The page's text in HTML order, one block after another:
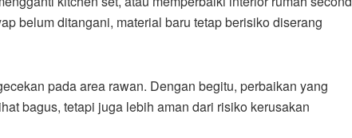
belum ditangani, material baru tetap berisiko diserang
pada area rawan. Dengan begitu, perbaikan yang
bagus, tetapi juga lebih aman dari risiko kerusakan